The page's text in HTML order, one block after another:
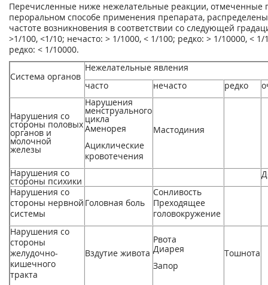
Перечисленные ниже нежелательные реакции, отмеченные
пероральном способе применения препарата,
частоте возникновения в соответствии со следующей
>1/100, <1/10; нечасто: > 1/1000, < 1/100; редко: > 1/10000, <
редко: < 1/10000.
Система органов
Нежелательные явления
часто
нечасто редко
Нарушения со
стороны половых
органов и
молочной
железы
Нарушения
менструального
цикла
Аменорея
Ациклические
кровотечения
Мастодиния
Нарушения со
стороны психики
Нарушения со
стороны нервной
системы
Головная боль
Сонливость
Преходящее
головокружение
Нарушения со
стороны
желудочно-
кишечного
тракта
Вздутие живота
Рвота
Диарея
Запор
Тошнота